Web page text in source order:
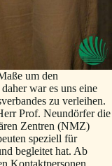
um den
war es uns eine
zu verleihen.
Prof. Neundörfer die
Zentren (NMZ)
speziell für
begleitet hat. Ab
Kontaktpersonen